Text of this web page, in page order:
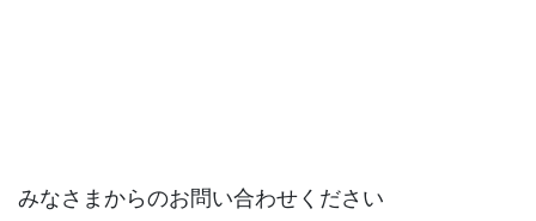
みなさまからのお問い合わせください